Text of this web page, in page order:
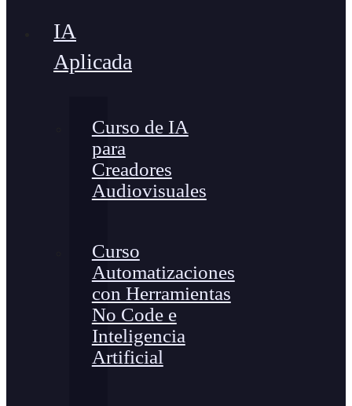
IA
Aplicada
Curso de IA
para
Creadores
Audiovisuales
Curso
Automatizaciones
con Herramientas
No Code e
Inteligencia
Artificial